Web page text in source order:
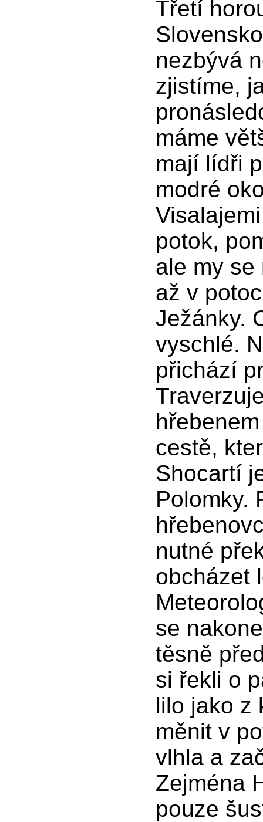
Třetí
nezbývá
zjistíme,
máme
mají lídři
modré
potok,
ale my se
až v
Ježánky.
vyschlé.
přichází
cestě,
Shocartí
Polomky.
nutné
obcházet
se
těsně
si řekli o
lilo jako z
měnit v
vlhla a
Zejména
pouze